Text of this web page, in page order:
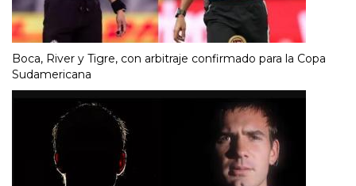
Boca, River y Tigre, con arbitraje confirmado para la Copa
Sudamericana